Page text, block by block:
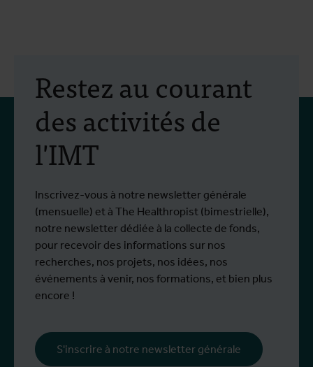
Restez au courant
des activités de
l'IMT
Inscrivez-vous à notre newsletter générale
(mensuelle) et à The Healthropist (bimestrielle),
notre newsletter dédiée à la collecte de fonds,
pour recevoir des informations sur nos
recherches, nos projets, nos idées, nos
événements à venir, nos formations, et bien plus
encore !
S'inscrire à notre newsletter générale